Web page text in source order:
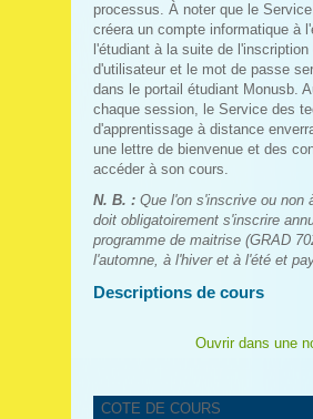
processus. À noter que le
créera un compte informatique à
l'étudiant à la suite de l'inscription
d'utilisateur et le mot de passe
dans le portail étudiant Monusb.
chaque session, le Service des
d'apprentissage à distance
une lettre de bienvenue et des
accéder à son cours.
N. B. : Que l'on s'inscrive ou non
doit obligatoirement s'inscrire
programme de maitrise (GRAD
l'automne, à l'hiver et à l'été et
Descriptions de cours
Ouvrir dans une
COTE DE COURS